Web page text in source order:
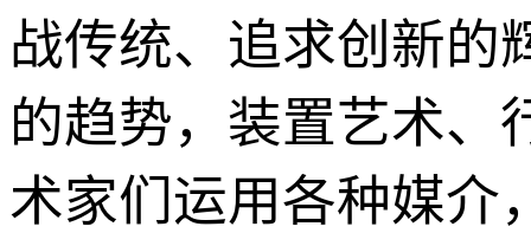
战传统、追求创新的
的趋势，装置艺术、
术家们运用各种媒介